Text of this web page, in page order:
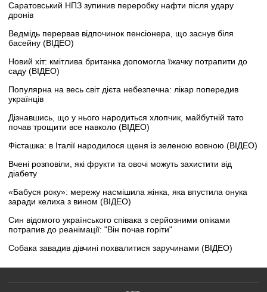
Саратовський НПЗ зупинив переробку нафти після удару
дронів
Ведмідь перервав відпочинок пенсіонера, що заснув біля
басейну (ВІДЕО)
Новий хіт: кмітлива британка допомогла їжачку потрапити до
саду (ВІДЕО)
Популярна на весь світ дієта небезпечна: лікар попередив
українців
Дізнавшись, що у нього народиться хлопчик, майбутній тато
почав трощити все навколо (ВІДЕО)
Фісташка: в Італії народилося щеня із зеленою вовною (ВІДЕО)
Вчені розповіли, які фрукти та овочі можуть захистити від
діабету
«Бабуся року»: мережу насмішила жінка, яка впустила онука
заради келиха з вином (ВІДЕО)
Син відомого українського співака з серйозними опіками
потрапив до реанімації: "Він почав горіти"
Собака завадив дівчині похвалитися заручинами (ВІДЕО)